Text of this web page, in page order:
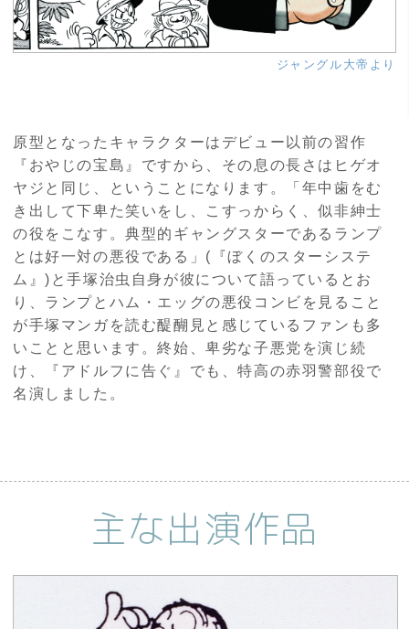
ジャングル大帝より
原型となったキャラクターはデビュー以前の習作
『おやじの宝島』ですから、その息の長さはヒゲオ
ヤジと同じ、ということになります。「年中歯をむ
き出して下卑た笑いをし、こすっからく、似非紳士
の役をこなす。典型的ギャングスターであるランプ
とは好一対の悪役である」(『ぼくのスターシステ
ム』)と手塚治虫自身が彼について語っているとお
り、ランプとハム・エッグの悪役コンビを見ること
が手塚マンガを読む醍醐見と感じているファンも多
いことと思います。終始、卑劣な子悪党を演じ続
け、『アドルフに告ぐ』でも、特高の赤羽警部役で
名演しました。
主な出演作品